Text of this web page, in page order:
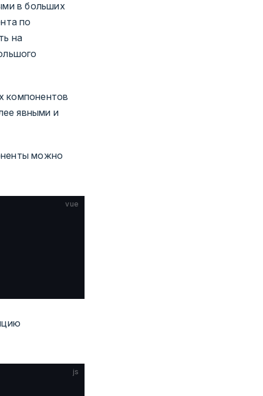
в больших
по
на
компонентов
явными и
можно
vue
js